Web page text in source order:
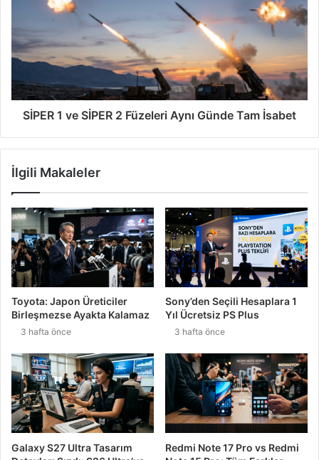
SİPER 1 ve SİPER 2 Füzeleri Aynı Günde Tam İsabet
İlgili Makaleler
Toyota: Japon Üreticiler
Birleşmezse Ayakta Kalamaz
3 hafta önce
Sony’den Seçili Hesaplara 1
Yıl Ücretsiz PS Plus
3 hafta önce
Galaxy S27 Ultra Tasarım
Redmi Note 17 Pro vs Redmi